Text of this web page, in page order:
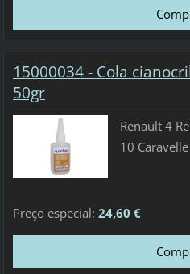
15000034 - Cola
50gr
Renault 4
10
Preço especial: 24,60 €